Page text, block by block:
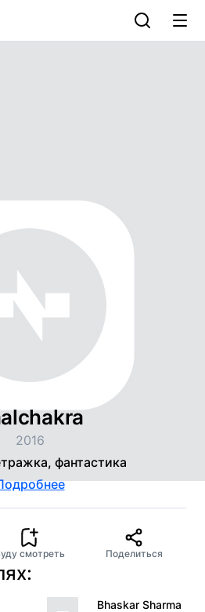
2016
фантастика
смотреть Поделиться
Bhaskar Sharma